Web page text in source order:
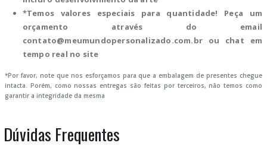
*Temos valores especiais para quantidade! Peça um
orçamento através do email
contato@meumundopersonalizado.com.brou chat em
tempo real no site
*Por favor, note que nos esforçamos para que a embalagem de presentes chegue
intacta. Porém, como nossas entregas são feitas por terceiros, não temos como
garantir a integridade da mesma
Dúvidas Frequentes